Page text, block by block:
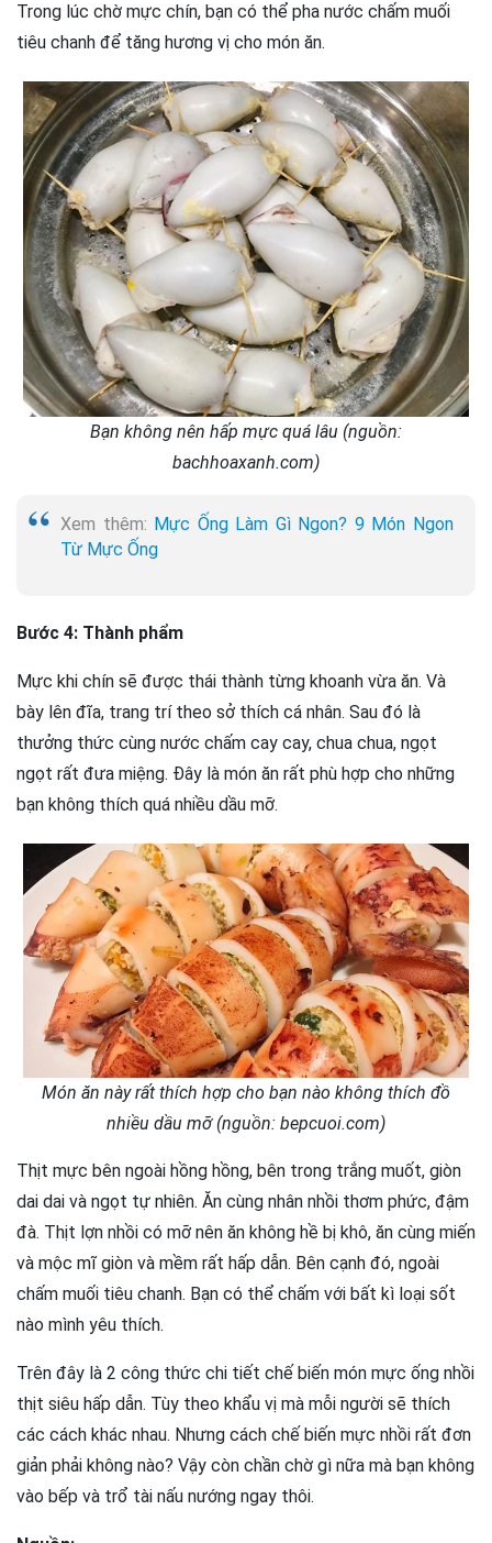
Trong lúc chờ mực chín, bạn có thể pha nước chấm muối
tiêu chanh để tăng hương vị cho món ăn.
Bạn không nên hấp mực quá lâu (nguồn:
bachhoaxanh.com)
Xem thêm: Mực Ống Làm Gì Ngon? 9 Món Ngon
Từ Mực Ống
Bước 4: Thành phẩm
Mực khi chín sẽ được thái thành từng khoanh vừa ăn. Và
bày lên đĩa, trang trí theo sở thích cá nhân. Sau đó là
thưởng thức cùng nước chấm cay cay, chua chua, ngọt
ngọt rất đưa miệng. Đây là món ăn rất phù hợp cho những
bạn không thích quá nhiều dầu mỡ.
Món ăn này rất thích hợp cho bạn nào không thích đồ
nhiều dầu mỡ (nguồn: bepcuoi.com)
Thịt mực bên ngoài hồng hồng, bên trong trắng muốt, giòn
dai dai và ngọt tự nhiên. Ăn cùng nhân nhồi thơm phức, đậm
đà. Thịt lợn nhồi có mỡ nên ăn không hề bị khô, ăn cùng miến
và mộc mĩ giòn và mềm rất hấp dẫn. Bên cạnh đó, ngoài
chấm muối tiêu chanh. Bạn có thể chấm với bất kì loại sốt
nào mình yêu thích.
Trên đây là 2 công thức chi tiết chế biến món mực ống nhồi
thịt siêu hấp dẫn. Tùy theo khẩu vị mà mỗi người sẽ thích
các cách khác nhau. Nhưng cách chế biến mực nhồi rất đơn
giản phải không nào? Vậy còn chần chờ gì nữa mà bạn không
vào bếp và trổ tài nấu nướng ngay thôi.